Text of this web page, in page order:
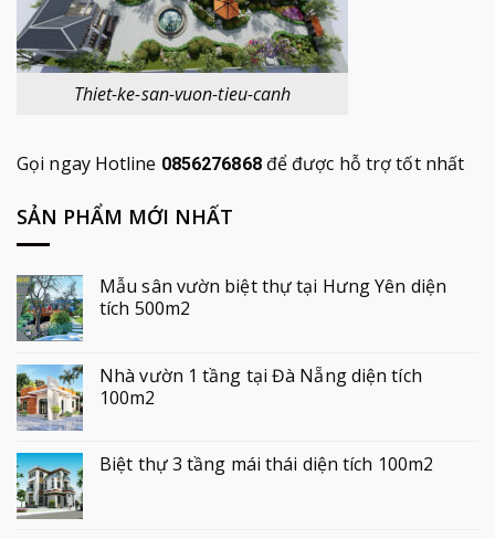
Thiet-ke-san-vuon-tieu-canh
Gọi ngay Hotline 0856276868để được hỗ trợ tốt nhất
SẢN PHẨM MỚI NHẤT
Mẫu sân vườn biệt thự tại Hưng Yên diện
tích 500m2
Nhà vườn 1 tầng tại Đà Nẵng diện tích
100m2
Biệt thự 3 tầng mái thái diện tích 100m2